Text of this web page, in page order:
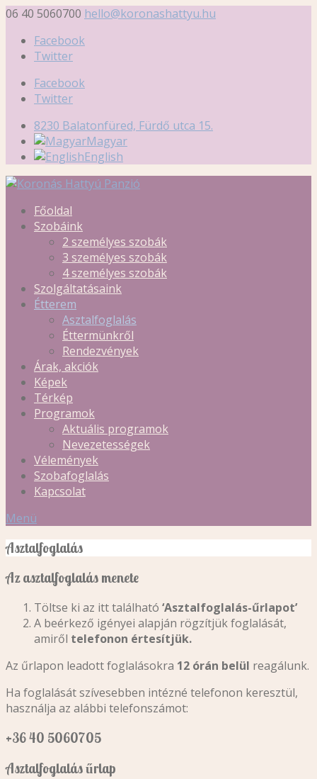
06 40 5060700 hello@koronashattyu.hu
Facebook
Twitter
Facebook
Twitter
8230 Balatonfüred, Fürdő utca 15.
Magyar
English
Főoldal
Szobáink
2 személyes szobák
3 személyes szobák
4 személyes szobák
Szolgáltatásaink
Étterem
Asztalfoglalás
Éttermünkről
Rendezvények
Árak, akciók
Képek
Térkép
Programok
Aktuális programok
Nevezetességek
Vélemények
Szobafoglalás
Kapcsolat
Menü
Asztalfoglalás
Az asztalfoglalás menete
Töltse ki az itt található ‘Asztalfoglalás-űrlapot’
A beérkező igényei alapján rögzítjük foglalását,
amiről telefonon értesítjük.
Az űrlapon leadott foglalásokra 12 órán belül reagálunk.
Ha foglalását szívesebben intézné telefonon keresztül,
használja az alábbi telefonszámot:
+36 40 5060705
Asztalfoglalás űrlap